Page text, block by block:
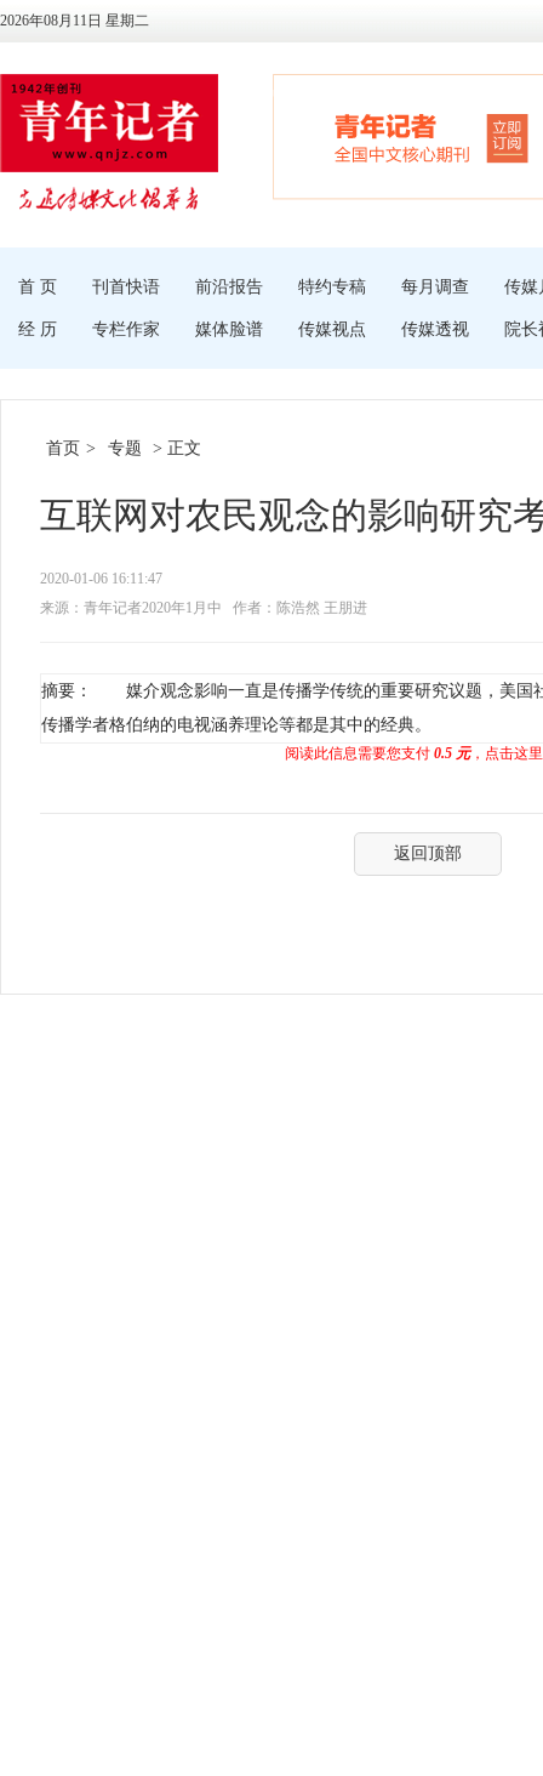
2026年08月11日 星期二
首 页 刊首快语 前沿报告 特约专稿 每月调查 传媒
经 历 专栏作家 媒体脸谱 传媒视点 传媒透视 院长
首页 > 专题 > 正文
互联网对农民观念的影响研究
2020-01-06 16:11:47
来源：青年记者2020年1月中
作者：陈浩然 王朋进
摘要： 媒介观念影响一直是传播学传统的重要研究议题，美国
传播学者格伯纳的电视涵养理论等都是其中的经典。
阅读此信息需要您支付 0.5 元，点击这
返回顶部